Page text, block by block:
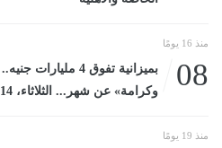
منذ 16 يومًا
08
بميزانية تفوق 4
وكرامة» عن شهر... الثلاثاء، 14 يوليو 2026 10:46 صـ
منذ 19 يومًا